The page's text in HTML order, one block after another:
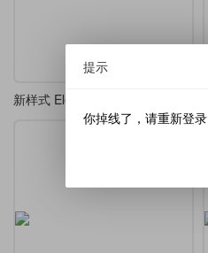
提示
你掉线了，请重新登录